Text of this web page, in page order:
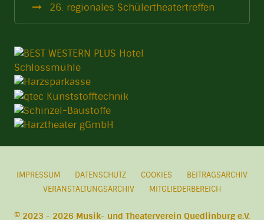
26. regionales Schülertheatertreffen
IMPRESSUM DATENSCHUTZ COOKIES
BEITRAGSARCHIV
VERANSTALTUNGSARCHIV
MITGLIEDERBEREICH
© 2023 - 2026 Musik- und Theaterverein Quedlinburg e.V.